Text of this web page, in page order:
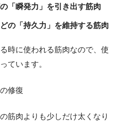
「瞬発力」を引き出す筋肉
の「持久力」を維持する筋肉
時に使われる筋肉なので、使
ています。
修復
筋肉よりも少しだけ太くなり